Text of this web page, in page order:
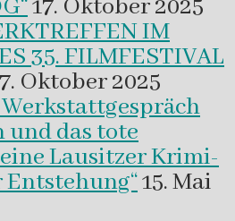
17. Oktober 2025
IM
35. FILMFESTIVAL
Oktober 2025
Werkstattgespräch
und das tote
Lausitzer Krimi-
15. Mai